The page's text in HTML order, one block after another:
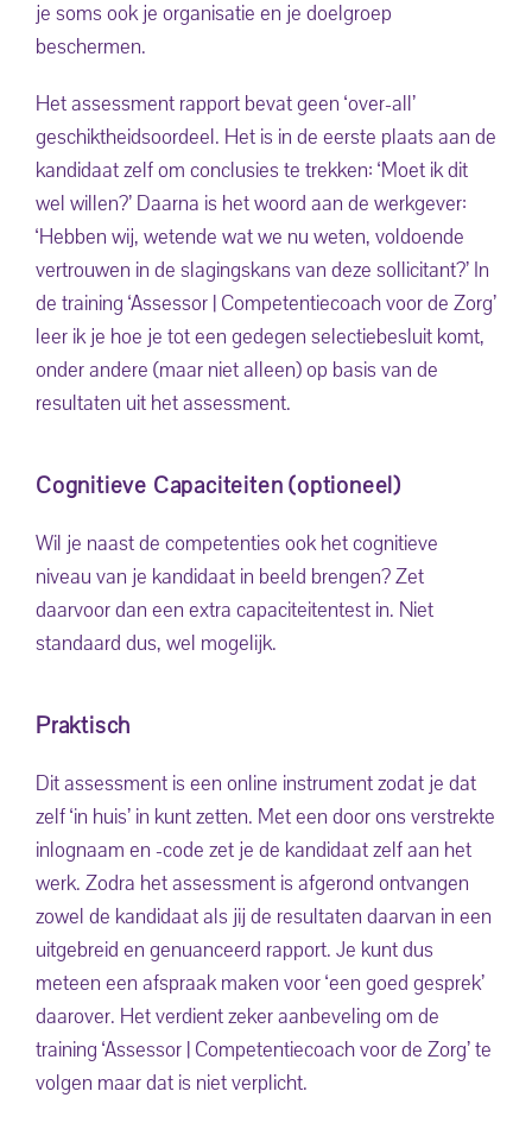
je soms ook je organisatie en je doelgroep
beschermen.
Het assessment rapport bevat geen ‘over-all’
geschiktheidsoordeel. Het is in de eerste plaats aan de
kandidaat zelf om conclusies te trekken: ‘Moet ik dit
wel willen?’ Daarna is het woord aan de werkgever:
‘Hebben wij, wetende wat we nu weten, voldoende
vertrouwen in de slagingskans van deze sollicitant?’ In
de training ‘Assessor | Competentiecoach voor de Zorg’
leer ik je hoe je tot een gedegen selectiebesluit komt,
onder andere (maar niet alleen) op basis van de
resultaten uit het assessment.
Cognitieve Capaciteiten (optioneel)
Wil je naast de competenties ook het cognitieve
niveau van je kandidaat in beeld brengen? Zet
daarvoor dan een extra capaciteitentest in. Niet
standaard dus, wel mogelijk.
Praktisch
Dit assessment is een online instrument zodat je dat
zelf ‘in huis’ in kunt zetten. Met een door ons verstrekte
inlognaam en -code zet je de kandidaat zelf aan het
werk. Zodra het assessment is afgerond ontvangen
zowel de kandidaat als jij de resultaten daarvan in een
uitgebreid en genuanceerd rapport. Je kunt dus
meteen een afspraak maken voor ‘een goed gesprek’
daarover. Het verdient zeker aanbeveling om de
training ‘Assessor | Competentiecoach voor de Zorg’ te
volgen maar dat is niet verplicht.